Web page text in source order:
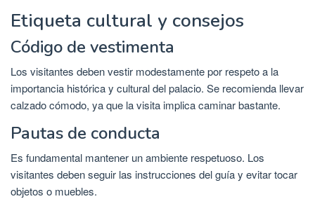
Etiqueta cultural y consejos
Código de vestimenta
Los visitantes deben vestir modestamente por respeto a la
importancia histórica y cultural del palacio. Se recomienda llevar
calzado cómodo, ya que la visita implica caminar bastante.
Pautas de conducta
Es fundamental mantener un ambiente respetuoso. Los
visitantes deben seguir las instrucciones del guía y evitar tocar
objetos o muebles.